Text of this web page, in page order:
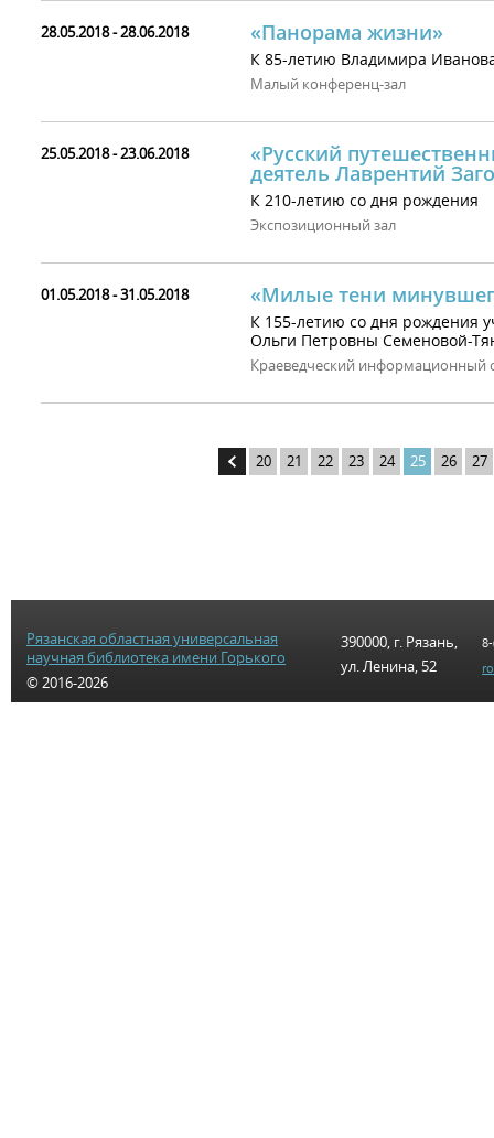
28.05.2018 - 28.06.2018 «Панорама жизни»
К 85-летию Владимира
Малый конференц-зал
25.05.2018 - 23.06.2018 «Русский
деятель Лаврентий
К 210-летию со дня рождения
Экспозиционный зал
01.05.2018 - 31.05.2018 «Милые тени
К 155-летию со дня рождения
Ольги Петровны Семеновой-
Краеведческий информационный
20 21 22 23 24 25 26 27
Рязанская областная универсальная
научная библиотека имени Горького
© 2016-2026
390000, г. Рязань,
ул. Ленина, 52